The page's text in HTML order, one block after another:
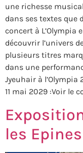
une richesse
dans ses textes que
concert à L’Olympia
découvrir l’univers
plusieurs titres
dans une
Jyeuhair à
11 mai 2029 :Voir le
les Epines